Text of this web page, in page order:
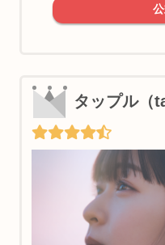
タップル（